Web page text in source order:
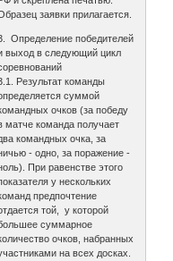
заявки прилагается.
Определение победителей
выход в следующий цикл
Результат команды
суммой
очков (за победу
матче команда получает
командных очка, за
- одно, за поражение -
При равенстве этого
у нескольких
предпочтение
той, у которой
суммарное
очков, набранных
на всех досках.